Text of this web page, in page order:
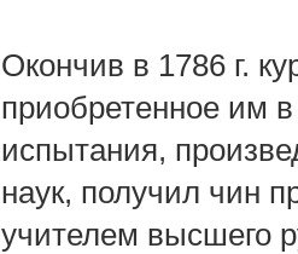
Окончив в 1786 г.
приобретенное им в
испытания,
наук, получил чин
учителем высшего